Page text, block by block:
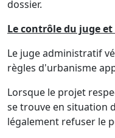
dossier.
Le contrôle du juge
Le juge administratif
règles d'urbanisme
Lorsque le projet
se trouve en situation
légalement refuser le